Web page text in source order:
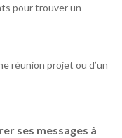
pour trouver un
réunion projet ou d’un
ses messages à